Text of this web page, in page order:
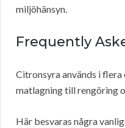
miljöhänsyn.
Frequently
Citronsyra används i
matlagning till rengöring
Här besvaras några